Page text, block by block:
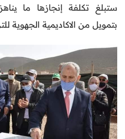
ستبلغ تكلفة إنجازها ما
بتمويل من الاكاديمية الجهوية